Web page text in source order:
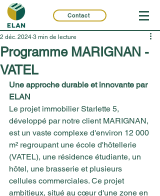
Contact
Programme MARIGNAN -
VATEL
2 déc. 2024 3 min de lecture
Une approche durable et innovante par
ELAN
Le projet immobilier Starlette 5,
développé par notre client MARIGNAN,
est un vaste complexe d'environ 12 000
m² regroupant une école d'hôtellerie
(VATEL), une résidence étudiante, un
hôtel, une brasserie et plusieurs
cellules commerciales. Ce projet
ambitieux, situé au cœur d'une zone en